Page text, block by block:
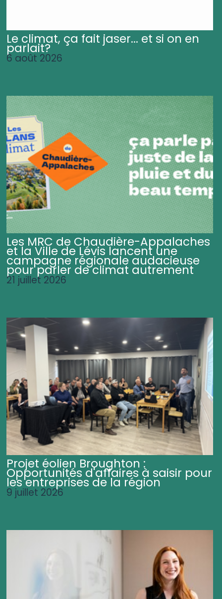
Le climat, ça fait jaser... et si on en
parlait?
6 août 2026
Les MRC de Chaudière-Appalaches
et la Ville de Lévis lancent une
campagne régionale audacieuse
pour parler de climat autrement
21 juillet 2026
Projet éolien Broughton :
Opportunités d'affaires à saisir pour
les entreprises de la région
9 juillet 2026